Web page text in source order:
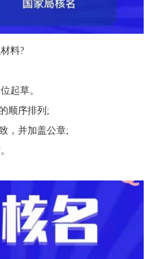
料?
起草。
顺序排列;
，并加盖公章;